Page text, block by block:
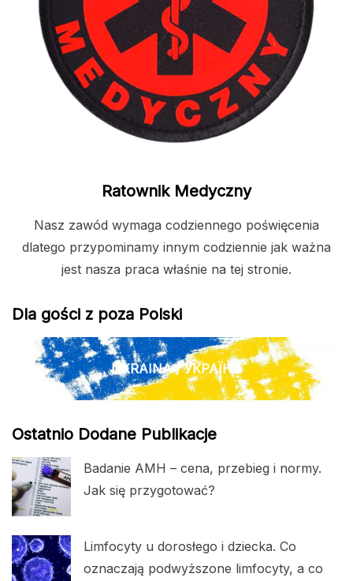
Ratownik Medyczny
Nasz zawód wymaga codziennego poświęcenia
dlatego przypominamy innym codziennie jak ważna
jest nasza praca właśnie na tej stronie.
Dla gości z poza Polski
UKRAINA / УКРАЇНА
Ostatnio Dodane Publikacje
Badanie AMH – cena, przebieg i normy.
Jak się przygotować?
Limfocyty u dorosłego i dziecka. Co
oznaczają podwyższone limfocyty, a co